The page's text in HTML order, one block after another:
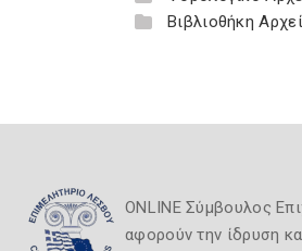
Βιβλιοθήκη
ONLINE Σύμβουλος
αφορούν την ίδρυση